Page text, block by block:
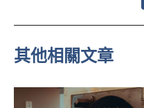
其他相關文章